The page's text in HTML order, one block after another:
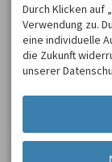
DEUTSCHLAND
Tel. +49 8321 619
Fax +49 8321 619
info@spirits-of-
Durch Klicken auf
Verwendung zu.
eine individuelle
die Zukunft
unserer